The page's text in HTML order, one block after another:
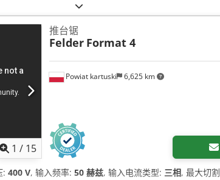
1 / 15
Powiat kartuski 6,625 km
推台锯
Felder Format 4
: 400 V, 输入频率: 50 赫兹, 输入电流类型: 三相, 最大切